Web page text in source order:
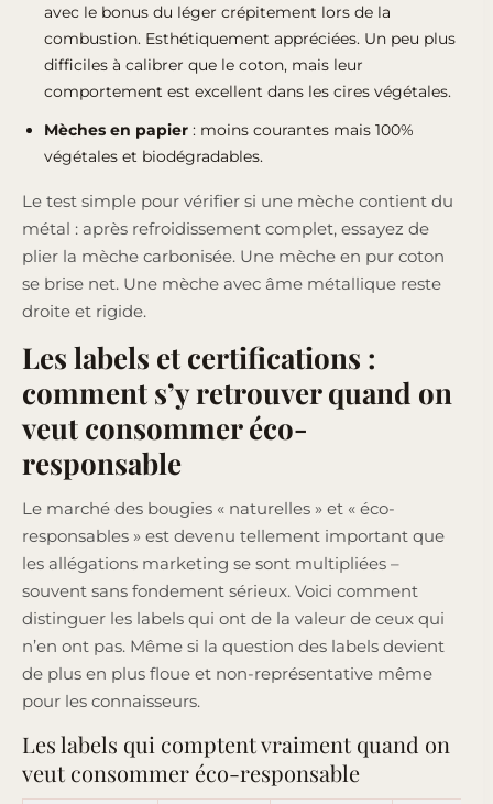
avec le bonus du léger crépitement lors de la
combustion. Esthétiquement appréciées. Un peu plus
difficiles à calibrer que le coton, mais leur
comportement est excellent dans les cires végétales.
Mèches en papier : moins courantes mais 100%
végétales et biodégradables.
Le test simple pour vérifier si une mèche contient du
métal : après refroidissement complet, essayez de
plier la mèche carbonisée. Une mèche en pur coton
se brise net. Une mèche avec âme métallique reste
droite et rigide.
Les labels et certifications :
comment s’y retrouver quand on
veut consommer éco-
responsable
Le marché des bougies « naturelles » et « éco-
responsables » est devenu tellement important que
les allégations marketing se sont multipliées –
souvent sans fondement sérieux. Voici comment
distinguer les labels qui ont de la valeur de ceux qui
n’en ont pas. Même si la question des labels devient
de plus en plus floue et non-représentative même
pour les connaisseurs.
Les labels qui comptent vraiment quand on
veut consommer éco-responsable